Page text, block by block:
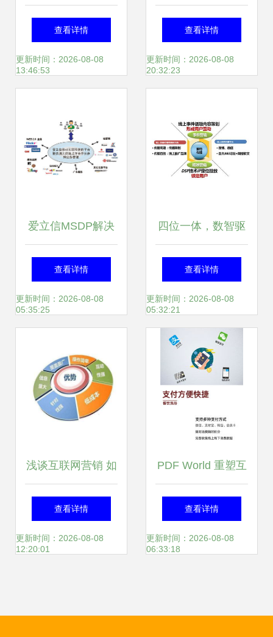
时代的SaaS公司如
何进行渠道建设？
查看详情
更新时间：2026-08-08
13:46:53
塑农产品销售的新
模式
查看详情
更新时间：2026-08-08
20:32:23
爱立信MSDP解决
方案 赋能移动互联
网营销体验升级
查看详情
更新时间：2026-08-08
05:35:25
四位一体，数智驱
动 用友网络数字营
销赋能企业互联网
化转型
查看详情
更新时间：2026-08-08
05:32:21
浅谈互联网营销 如
何有效整合网络与
传统营销渠道
查看详情
更新时间：2026-08-08
12:20:01
PDF World 重塑互
联网销售与信息共
享的未来
查看详情
更新时间：2026-08-08
06:33:18